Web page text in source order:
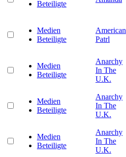
Beteiligte
Medien
Beteiligte
American
Patrl
Medien
Beteiligte
Anarchy
In The
U.K.
Medien
Beteiligte
Anarchy
In The
U.K.
Medien
Beteiligte
Anarchy
In The
U.K.